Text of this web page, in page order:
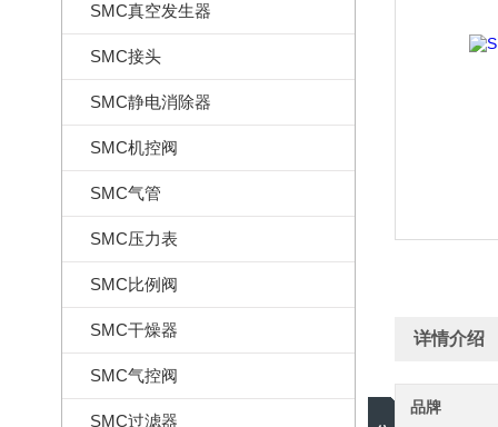
SMC真空发生器
SMC接头
SMC静电消除器
SMC机控阀
SMC气管
SMC压力表
SMC比例阀
SMC干燥器
SMC气控阀
SMC过滤器
详情介绍
品牌